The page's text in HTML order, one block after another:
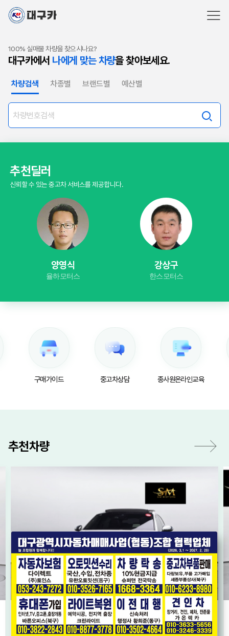
100% 실매물 차량을 찾으시나요?
대구카에서 나에게 맞는 차량을 찾아보세요.
차량검색 차종별 브랜드별 예산별
추천딜러
신뢰할 수 있는 중고차 서비스를 제공합니다.
양영식
율하모터스
강상구
한스모터스
구매가이드 중고차상담 종사원온라인교육
추천차량
[폭스바겐] 아테온 2.0 TDI 엘레강스 프레스티지
* 완전 무사고(보험0원) * 내비 * HUD * 스마트키2EA *